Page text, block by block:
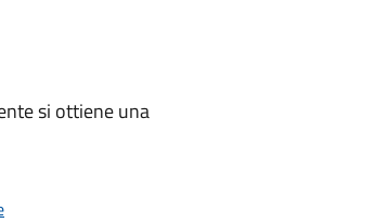
si ottiene una